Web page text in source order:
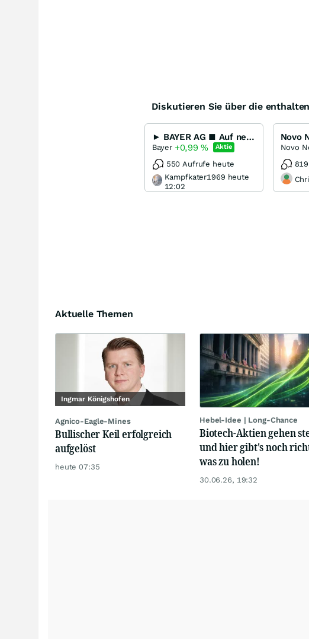
Diskutieren Sie über die
► BAYER AG ■ Auf neuen Wegen ◄
Bayer +0,99% Aktie
550 Aufrufe heute
Kampfkater1969 heute
12:02
Aktuelle Themen
Ingmar Königshofen
Agnico-Eagle-Mines
Bullischer Keil erfolgreich
aufgelöst
heute 07:35
Hebel-Idee | Long-Chance
Biotech-Aktien gehen
und hier gibt's noch
was zu holen!
30.06.26, 19:32